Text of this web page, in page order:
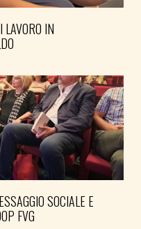
LAVORO IN
SOCIALE E
FVG